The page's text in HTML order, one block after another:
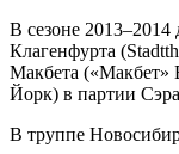
В сезоне 2013–2014
Клагенфурта
Макбета («Макбет»
Йорк) в партии
В труппе